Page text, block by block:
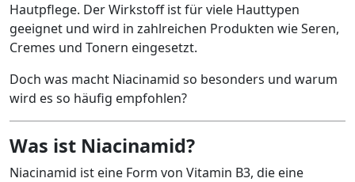
Hautpflege. Der Wirkstoff ist für viele Hauttypen
geeignet und wird in zahlreichen Produkten wie Seren,
Cremes und Tonern eingesetzt.
Doch was macht Niacinamid so besonders und warum
wird es so häufig empfohlen?
Was ist Niacinamid?
Niacinamid ist eine Form von Vitamin B3, die eine